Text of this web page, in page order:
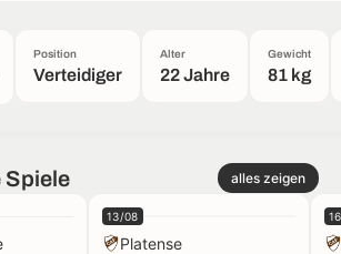
Position
Verteidiger
Alter
22 Jahre
Gewicht
81 kg
alles zeigen
13/08
Platense